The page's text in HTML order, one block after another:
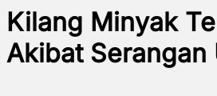
Kilang Minyak
Akibat Serangan